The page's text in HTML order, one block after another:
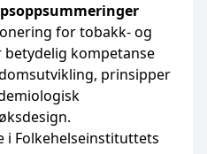
for tobakk- og
kompetanse
prinsipper
i Folkehelseinstituttets